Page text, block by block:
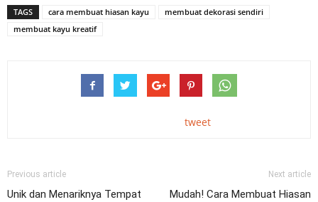
TAGS cara membuat hiasan kayu
membuat dekorasi sendiri
membuat kayu kreatif
tweet
Previous article
Unik dan Menariknya Tempat
Next article
Mudah! Cara Membuat Hiasan